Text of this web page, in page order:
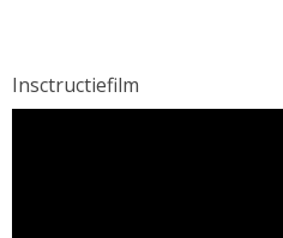
Insctructiefilm